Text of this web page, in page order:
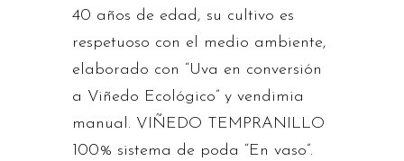
40 años de edad, su cultivo es
respetuoso con el medio ambiente,
elaborado con “Uva en conversión
a Viñedo Ecológico” y vendimia
manual. VIÑEDO TEMPRANILLO
100% sistema de poda “En vaso”.